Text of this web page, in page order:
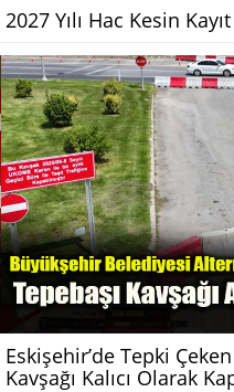
2027 Yılı Hac Kesin
Eskişehir’de Tepki
Kavşağı Kalıcı Olarak